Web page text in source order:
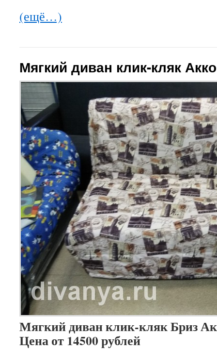
(ещё…)
Мягкий диван клик-кляк
Мягкий диван клик-кляк Бриз
Цена от 14500 рублей